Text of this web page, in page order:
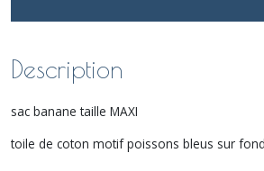
Description
sac banane taille MAXI
toile de coton motif poissons bleus sur